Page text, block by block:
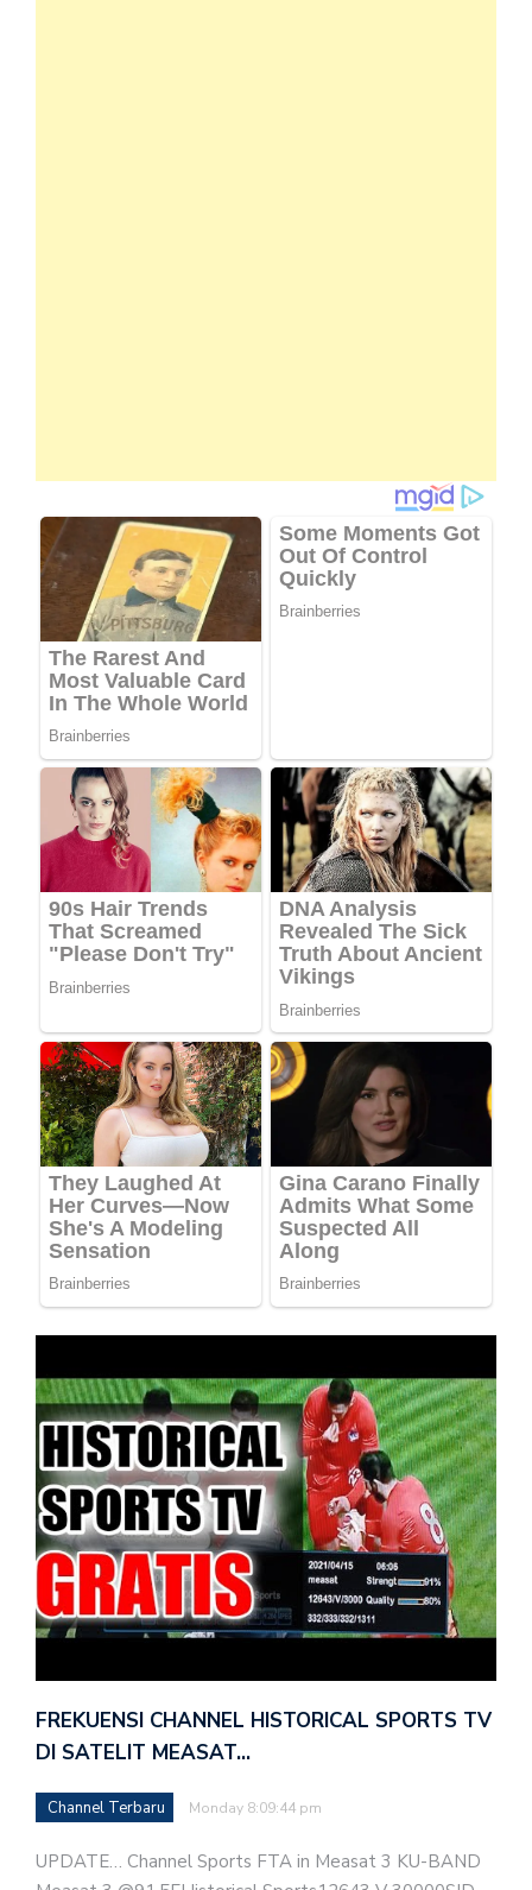
FREKUENSI CHANNEL HISTORICAL SPORTS TV
DI SATELIT MEASAT…
Channel Terbaru Monday 8:09:44 pm
UPDATE… Channel Sports FTA in Measat 3 KU-BAND